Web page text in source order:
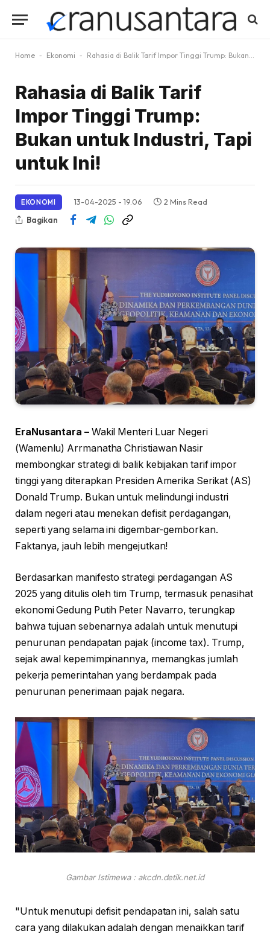
Home - Ekonomi - Rahasia di Balik Tarif Impor Tinggi Trump: Bukan untuk Industri, Tapi untuk Ini!
Rahasia di Balik Tarif
Impor Tinggi Trump:
Bukan untuk Industri, Tapi
untuk Ini!
EKONOMI 13-04-2025 - 19.06
2 Mins Read
Bagikan
EraNusantara –Wakil Menteri Luar Negeri
(Wamenlu) Arrmanatha Christiawan Nasir
membongkar strategi di balik kebijakan tarif impor
tinggi yang diterapkan Presiden Amerika Serikat (AS)
Donald Trump. Bukan untuk melindungi industri
dalam negeri atau menekan defisit perdagangan,
seperti yang selama ini digembar-gemborkan.
Faktanya, jauh lebih mengejutkan!
Berdasarkan manifesto strategi perdagangan AS
2025 yang ditulis oleh tim Trump, termasuk penasihat
ekonomi Gedung Putih Peter Navarro, terungkap
bahwa tujuan sebenarnya adalah untuk menutupi
penurunan pendapatan pajak (income tax). Trump,
sejak awal kepemimpinannya, memangkas jumlah
pekerja pemerintahan yang berdampak pada
penurunan penerimaan pajak negara.
Gambar Istimewa : akcdn.detik.net.id
"Untuk menutupi defisit pendapatan ini, salah satu
cara yang dilakukan adalah dengan menaikkan tarif